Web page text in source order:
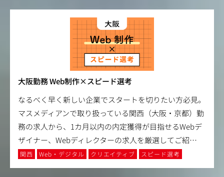
大阪勤務 Web制作×スピード選考
なるべく早く新しい企業でスタートを切りたい方必見。
マスメディアンで取り扱っている関西（大阪・京都）勤
務の求人から、1カ月以内の内定獲得が目指せるWebデ
ザイナー、Webディレクターの求人を厳選してご紹…
関西 Web・デジタル クリエイティブ スピード選考